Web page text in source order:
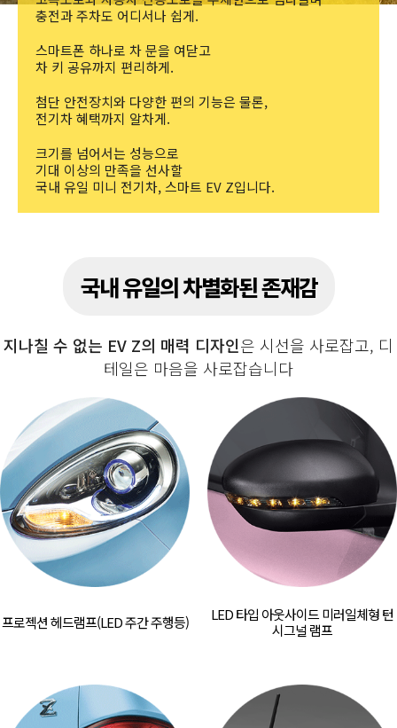
충전과 주차도 어디서나 쉽게.
스마트폰 하나로 차 문을 여닫고
차 키 공유까지 편리하게.
첨단 안전장치와 다양한 편의 기능은 물론,
전기차 혜택까지 알차게.
크기를 넘어서는 성능으로
기대 이상의 만족을 선사할
국내 유일 미니 전기차, 스마트 EV Z입니다.
국내 유일의 차별화된 존재감
지나칠 수 없는 EV Z의 매력 디자인은 시선을 사로잡고, 디
테일은 마음을 사로잡습니다
프로젝션 헤드램프(LED 주간 주행등) LED 타입 아웃사이드 미러일체형 턴
시그널 램프